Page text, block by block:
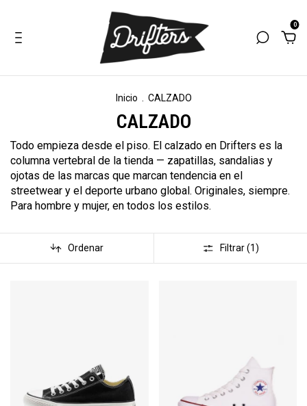
0
Inicio CALZADO
CALZADO
Todo empieza desde el piso. El calzado en Drifters es la
columna vertebral de la tienda — zapatillas, sandalias y
ojotas de las marcas que marcan tendencia en el
streetwear y el deporte urbano global. Originales, siempre.
Para hombre y mujer, en todos los estilos.
Ordenar Filtrar (1)